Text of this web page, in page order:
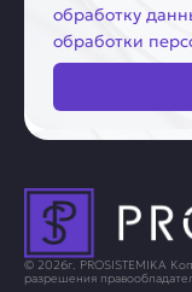
обработку
обработки
© 2026г. PROSISTEMIKA
разрешения